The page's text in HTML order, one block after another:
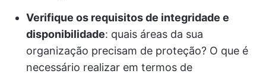
Verifique os requisitos de integridade e
disponibilidade: quais áreas da sua
organização precisam de proteção? O que é
necessário realizar em termos de